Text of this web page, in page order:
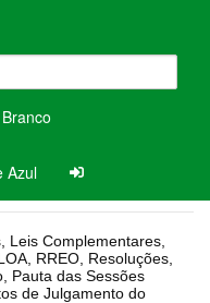
Azul
Resoluções,
Pauta das Sessões
de Julgamento do